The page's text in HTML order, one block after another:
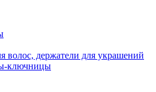
волос, держатели для украшений
ключницы